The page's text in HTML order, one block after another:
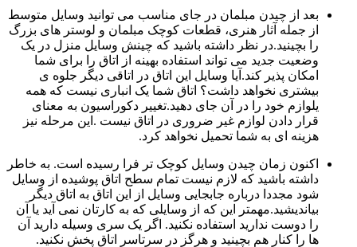
بعد از چیدن مبلمان در جای مناسب می توانید وسایل متوسط
از جمله آثار هنری، قطعات کوچک مبلمان و لوستر های بزرگ
را بچینید.در نظر داشته باشید که چینش وسایل منزل در یک
وضعیت جدید می تواند استفاده بهینه از اتاق را برای شما
امکان پذیر کند.آیا وسایل این اتاق در اتاقی دیگر جلوه ی
بیشتری نخواهد داشت؟ اتاق شما یک انباری نیست که همه
یلوازم خود را در آن جای دهید.تغییر دکوراسیون به معنای
قرار دادن لوازم غیر ضروری در اتاق نیست .این مرحله نیز
هزینه ای به شما تحمیل نخواهد کرد.
اکنون زمان چیدن وسایل کوچک تر فرا رسیده است. به خاطر
داشته باشید که لازم نیست تمام سطح اتاق پوشیده از وسایل
شود مجددا درباره جابجایی وسایل از این اتاق به اتاق دیگر
بیاندیشید.مهمتر این که از وسایلی که به کارتان نمی آید یا آن
را دوست ندارید استفاده نکنید. اگر یک سری وسیله دارید آن
ها را کنار هم بچینید و هرگز در سرتاسر اتاق پخش نکنید.